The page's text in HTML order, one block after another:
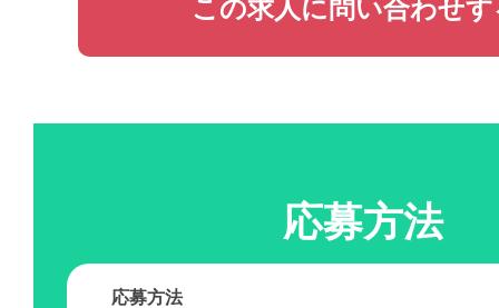
この求人に問い合わせ
応募方法
応募方法